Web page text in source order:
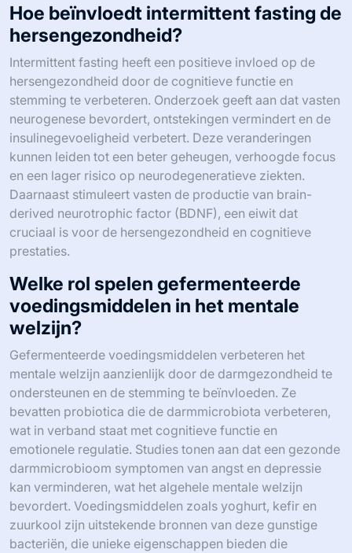
Hoe beïnvloedt intermittent fasting de
hersengezondheid?
Intermittent fasting heeft een positieve invloed op de
hersengezondheid door de cognitieve functie en
stemming te verbeteren. Onderzoek geeft aan dat vasten
neurogenese bevordert, ontstekingen vermindert en de
insulinegevoeligheid verbetert. Deze veranderingen
kunnen leiden tot een beter geheugen, verhoogde focus
en een lager risico op neurodegeneratieve ziekten.
Daarnaast stimuleert vasten de productie van brain-
derived neurotrophic factor (BDNF), een eiwit dat
cruciaal is voor de hersengezondheid en cognitieve
prestaties.
Welke rol spelen gefermenteerde
voedingsmiddelen in het mentale
welzijn?
Gefermenteerde voedingsmiddelen verbeteren het
mentale welzijn aanzienlijk door de darmgezondheid te
ondersteunen en de stemming te beïnvloeden. Ze
bevatten probiotica die de darmmicrobiota verbeteren,
wat in verband staat met cognitieve functie en
emotionele regulatie. Studies tonen aan dat een gezonde
darmmicrobioom symptomen van angst en depressie
kan verminderen, wat het algehele mentale welzijn
bevordert. Voedingsmiddelen zoals yoghurt, kefir en
zuurkool zijn uitstekende bronnen van deze gunstige
bacteriën, die unieke eigenschappen bieden die